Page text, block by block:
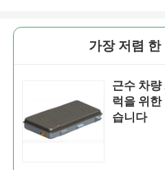
가장 저렴 한
근수 차
럭을 위한
습니다